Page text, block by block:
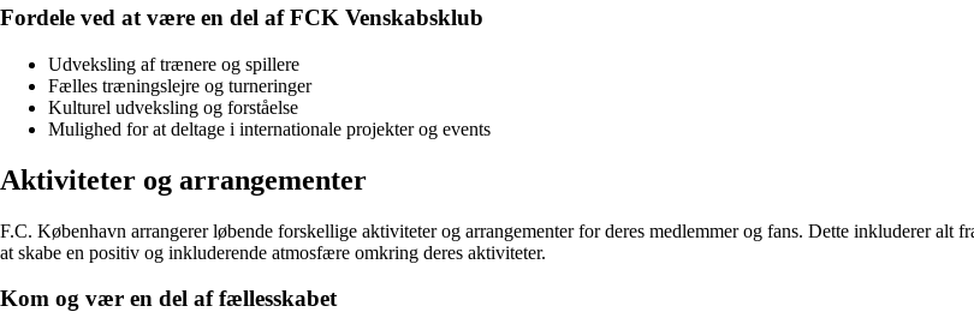
Fordele ved at være en del af FCK Venskabsklub
Udveksling af trænere og spillere
Fælles træningslejre og turneringer
Kulturel udveksling og forståelse
Mulighed for at deltage i internationale projekter og events
Aktiviteter og arrangementer
F.C. København arrangerer løbende forskellige aktiviteter og arrangementer for deres medlemmer og fans. Dette inkluderer
at skabe en positiv og inkluderende atmosfære omkring deres aktiviteter.
Kom og vær en del af fællesskabet